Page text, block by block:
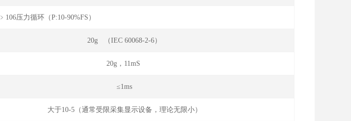
﹥106压力循环（P:10-90%FS）
20g （IEC 60068-2-6）
20g，11mS
≤1ms
大于10-5（通常受限采集显示设备，理论无限小）